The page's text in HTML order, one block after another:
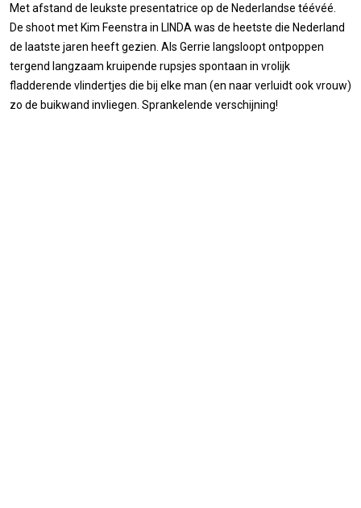
Met afstand de leukste presentatrice op de Nederlandse téévéé.
De shoot met Kim Feenstra in LINDA was de heetste die Nederland
de laatste jaren heeft gezien. Als Gerrie langsloopt ontpoppen
tergend langzaam kruipende rupsjes spontaan in vrolijk
fladderende vlindertjes die bij elke man (en naar verluidt ook vrouw)
zo de buikwand invliegen. Sprankelende verschijning!